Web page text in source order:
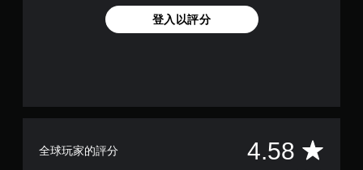
登入以評分
全球玩家的評分 4.58 平